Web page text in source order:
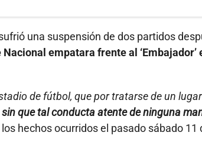
una suspensión de dos partidos
Nacional empatara frente al
de fútbol, que por tratarse de un
que tal conducta atente de ninguna
hechos ocurridos el pasado sábado 11